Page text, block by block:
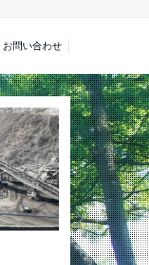
お問い合わせ
事
住